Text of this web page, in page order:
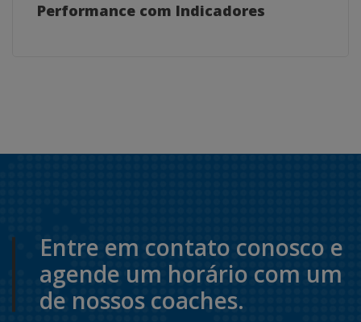
Performance com Indicadores
Entre em contato conosco e
agende um horário com um
de nossos coaches.